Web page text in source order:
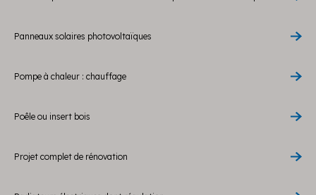
Panneaux solaires photovoltaïques
Pompe à chaleur : chauffage
Poêle ou insert bois
Projet complet de rénovation